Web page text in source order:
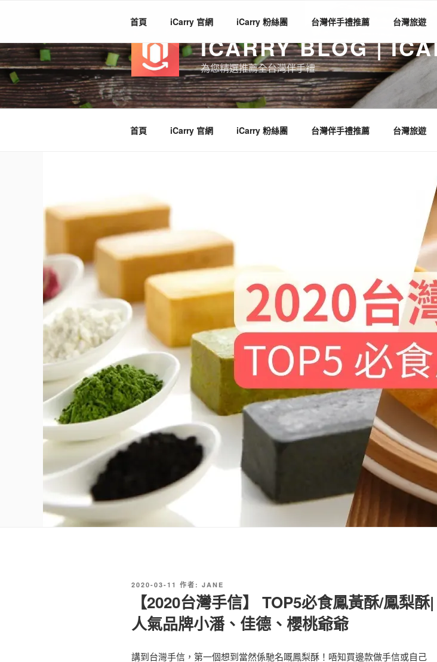
要
內
容
ICARRY BLOG |
為您精選推薦全台灣伴手禮
首頁 iCarry 官網 iCarry 粉絲團 台灣伴手禮推薦 台灣旅遊
首頁 iCarry 官網 iCarry 粉絲團 台灣伴手禮推薦 台灣旅遊
發
2020-03-11 作者: JANE
【2020台灣手信】 TOP5必食鳳黃酥/鳳梨酥|
人氣品牌小潘、佳德、櫻桃爺爺
講到台灣手信，第一個想到當然係馳名嘅鳳梨酥！唔知買邊款做手信或自己